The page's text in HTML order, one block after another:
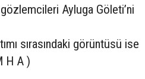
Ayluga Göleti’ni
sırasındaki görüntüsü ise
H A )